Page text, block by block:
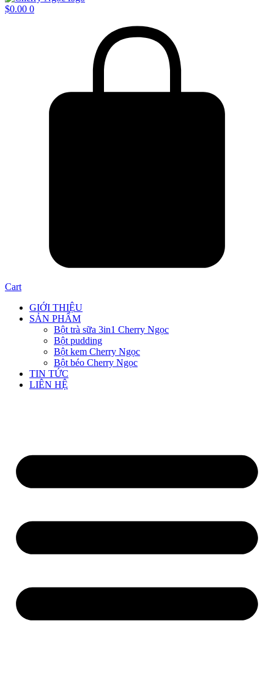
$0.00 0
Cart
GIỚI THIỆU
SẢN PHẨM
Bột trà sữa 3in1 Cherry Ngọc
Bột pudding
Bột kem Cherry Ngọc
Bột béo Cherry Ngọc
TIN TỨC
LIÊN HỆ